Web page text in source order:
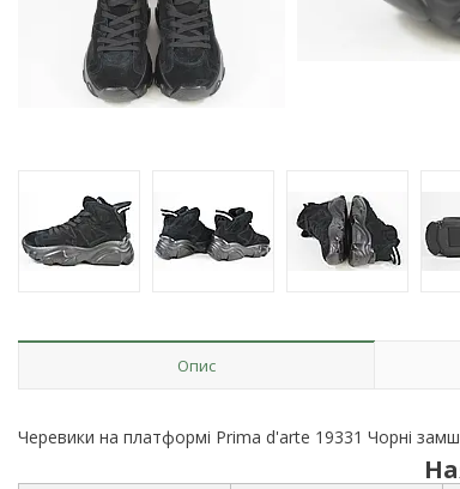
Опис
Черевики на платформі Prima d'arte 19331 Чорні